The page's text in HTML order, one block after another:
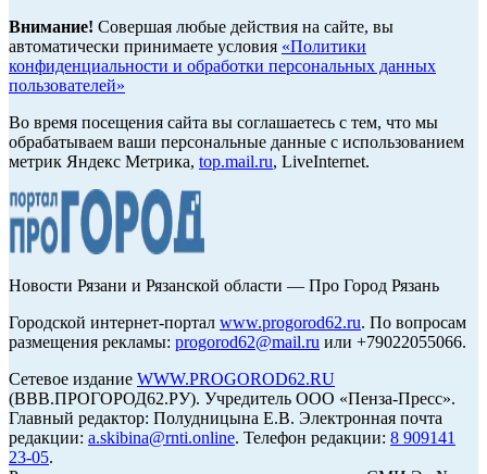
Внимание! Совершая любые действия на сайте, вы
автоматически принимаете условия «Политики
конфиденциальности и обработки персональных данных
пользователей»
Во время посещения сайта вы соглашаетесь с тем, что мы
обрабатываем ваши персональные данные с использованием
метрик Яндекс Метрика, top.mail.ru, LiveInternet.
Новости Рязани и Рязанской области — Про Город Рязань
Городской интернет-портал www.progorod62.ru. По вопросам
размещения рекламы: progorod62@mail.ru или +79022055066.
Сетевое издание WWW.PROGOROD62.RU
(ВВВ.ПРОГОРОД62.РУ). Учредитель ООО «Пенза-Пресс».
Главный редактор: Полудницына Е.В. Электронная почта
редакции: a.skibina@rnti.online. Телефон редакции: 8 909141
23-05.